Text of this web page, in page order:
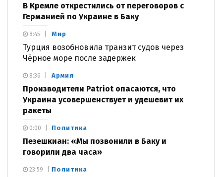
В Кремле открестились от переговоров с
Германией по Украине в Баку
Мир
Турция возобновила транзит судов через
Чёрное море после задержек
8:45
Армия
Производители Patriot опасаются, что
Украина усовершенствует и удешевит их
ракеты
8:36
Политика
Пезешкиан: «Мы позвонили в Баку и
говорили два часа»
0:00
Политика
23:59